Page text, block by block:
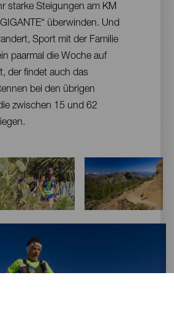
starke Steigungen am KM
GIGANTE“ überwinden. Und
Sport mit der Familie
paarmal die Woche auf
der findet auch das
bei den übrigen
zwischen 15 und 62